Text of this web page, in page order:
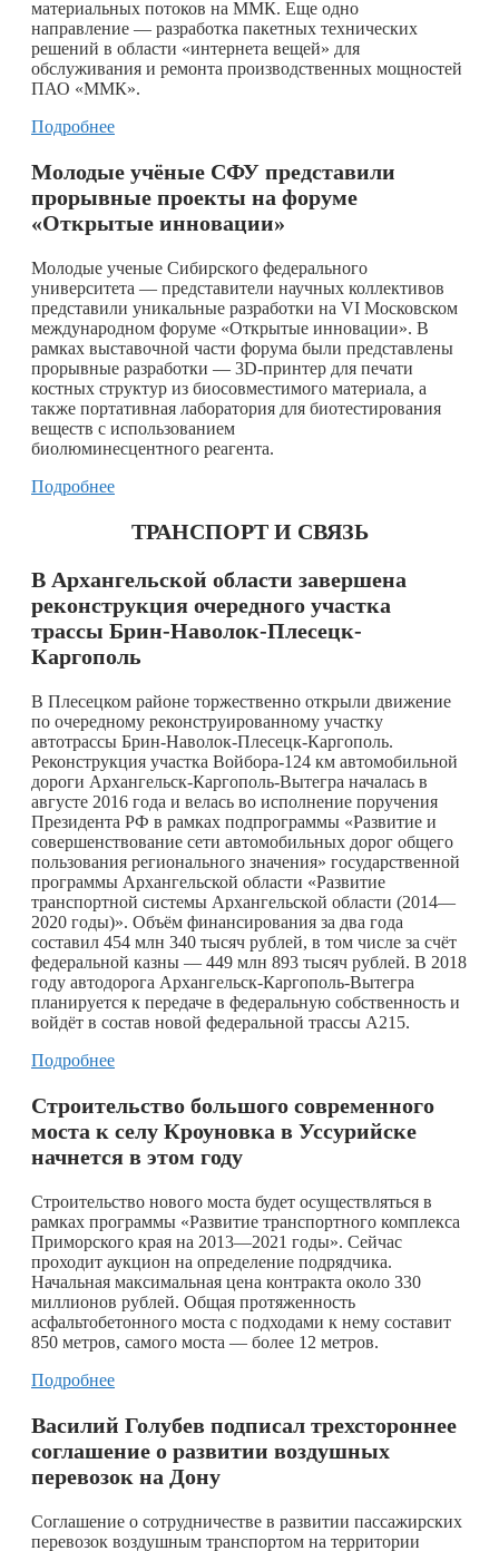
материальных потоков на ММК. Еще одно
направление — разработка пакетных технических
решений в области «интернета вещей» для
обслуживания и ремонта производственных мощностей
ПАО «ММК».
Подробнее
Молодые учёные СФУ представили
прорывные проекты на форуме
«Открытые инновации»
Молодые ученые Сибирского федерального
университета — представители научных коллективов
представили уникальные разработки на VI Московском
международном форуме «Открытые инновации». В
рамках выставочной части форума были представлены
прорывные разработки — 3D-принтер для печати
костных структур из биосовместимого материала, а
также портативная лаборатория для биотестирования
веществ с использованием
биолюминесцентного реагента.
Подробнее
ТРАНСПОРТ И СВЯЗЬ
В Архангельской области завершена
реконструкция очередного участка
трассы Брин-Наволок-Плесецк-
Каргополь
В Плесецком районе торжественно открыли движение
по очередному реконструированному участку
автотрассы Брин-Наволок-Плесецк-Каргополь.
Реконструкция участка Войбора-124 км автомобильной
дороги Архангельск-Каргополь-Вытегра началась в
августе 2016 года и велась во исполнение поручения
Президента РФ в рамках подпрограммы «Развитие и
совершенствование сети автомобильных дорог общего
пользования регионального значения» государственной
программы Архангельской области «Развитие
транспортной системы Архангельской области (2014—
2020 годы)». Объём финансирования за два года
составил 454 млн 340 тысяч рублей, в том числе за счёт
федеральной казны — 449 млн 893 тысяч рублей. В 2018
году автодорога Архангельск-Каргополь-Вытегра
планируется к передаче в федеральную собственность и
войдёт в состав новой федеральной трассы А215.
Подробнее
Строительство большого современного
моста к селу Кроуновка в Уссурийске
начнется в этом году
Строительство нового моста будет осуществляться в
рамках программы «Развитие транспортного комплекса
Приморского края на 2013—2021 годы». Сейчас
проходит аукцион на определение подрядчика.
Начальная максимальная цена контракта около 330
миллионов рублей. Общая протяженность
асфальтобетонного моста с подходами к нему составит
850 метров, самого моста — более 12 метров.
Подробнее
Василий Голубев подписал трехстороннее
соглашение о развитии воздушных
перевозок на Дону
Соглашение о сотрудничестве в развитии пассажирских
перевозок воздушным транспортом на территории